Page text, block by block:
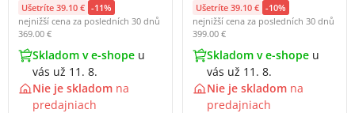
Ušetríte 39.10 € -11%
nejnižší cena za posledních 30 dnů
369.00 €
Skladom v e-shope u
vás už 11. 8.
Nie je skladom na
predajniach
Ušetríte 39.10 € -10%
nejnižší cena za posledních 30 dnů
399.00 €
Skladom v e-shope u
vás už 11. 8.
Nie je skladom na
predajniach